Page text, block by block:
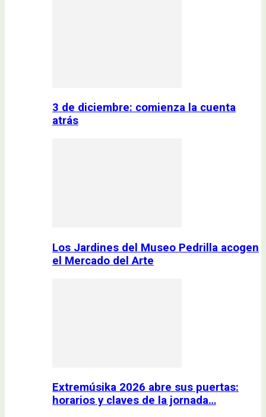
3 de diciembre: comienza la cuenta
atrás
Los Jardines del Museo Pedrilla acogen
el Mercado del Arte
Extremúsika 2026 abre sus puertas:
horarios y claves de la jornada…